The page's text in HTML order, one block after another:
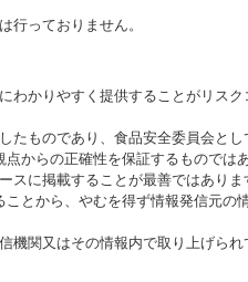
行っておりません。
かりやすく提供することがリス
ものであり、食品安全委員会と
からの正確性を保証するものではあ
に掲載することが最善ではあり
とから、やむを得ず情報発信元の
関又はその情報内で取り上げられ